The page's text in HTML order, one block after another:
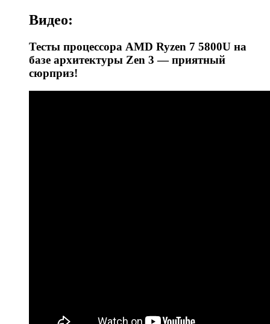
Видео:
Тесты процессора AMD Ryzen 7 5800U на
базе архитектуры Zen 3 — приятный
сюрприз!